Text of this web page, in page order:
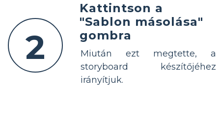
2
Kattintson a
"Sablon másolása"
gombra
Miután ezt megtette, a
storyboard készítőjéhez
irányítjuk.